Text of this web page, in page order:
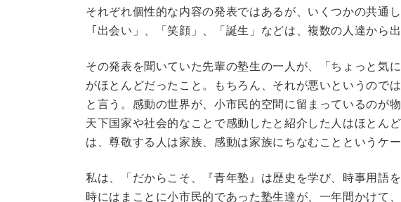
それぞれ個性的な内容の発表ではあるが、いくつかの共通
「出会い」、「笑顔」、「誕生」などは、複数の人達から出
その発表を聞いていた先輩の塾生の一人が、「ちょっと気
がほとんどだったこと。もちろん、それが悪いというので
と言う。感動の世界が、小市民的空間に留まっているのが
天下国家や社会的なことで感動したと紹介した人はほとん
は、尊敬する人は家族、感動は家族にちなむことというケー
私は、「だからこそ、『青年塾』は歴史を学び、時事用語
時にはまことに小市民的であった塾生達が、一年間かけて